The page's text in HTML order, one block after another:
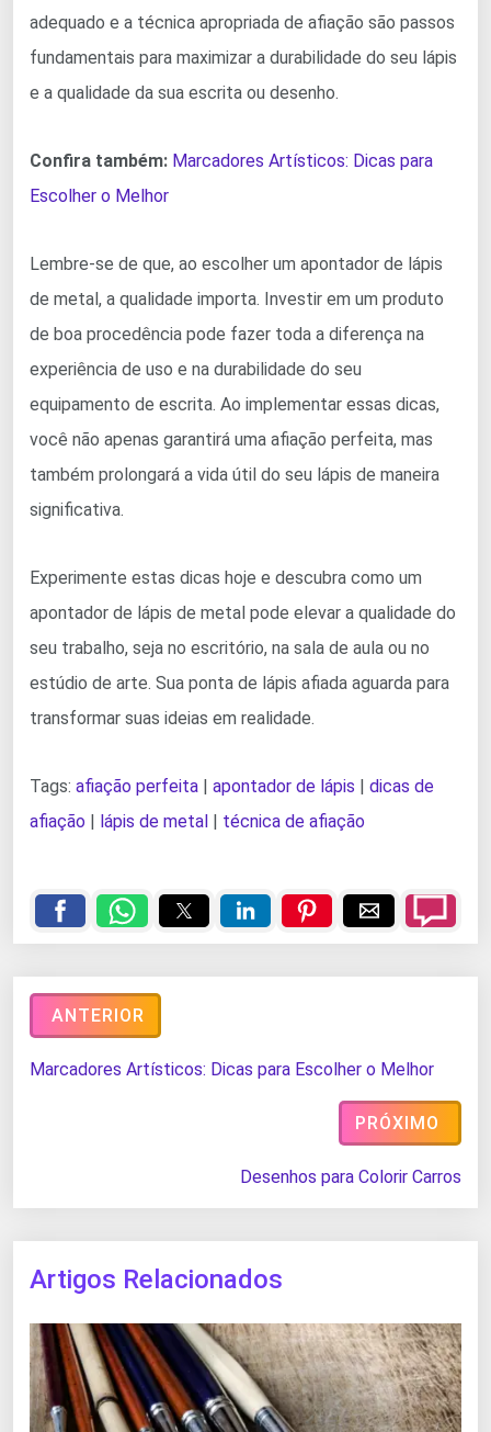
adequado e a técnica apropriada de afiação são passos
fundamentais para maximizar a durabilidade do seu lápis
e a qualidade da sua escrita ou desenho.
Confira também: Marcadores Artísticos: Dicas para
Escolher o Melhor
Lembre-se de que, ao escolher um apontador de lápis
de metal, a qualidade importa. Investir em um produto
de boa procedência pode fazer toda a diferença na
experiência de uso e na durabilidade do seu
equipamento de escrita. Ao implementar essas dicas,
você não apenas garantirá uma afiação perfeita, mas
também prolongará a vida útil do seu lápis de maneira
significativa.
Experimente estas dicas hoje e descubra como um
apontador de lápis de metal pode elevar a qualidade do
seu trabalho, seja no escritório, na sala de aula ou no
estúdio de arte. Sua ponta de lápis afiada aguarda para
transformar suas ideias em realidade.
Tags: afiação perfeita apontador de lápis
dicas de
afiação
lápis de metal técnica de afiação
ANTERIOR
Marcadores Artísticos: Dicas para Escolher o Melhor
PRÓXIMO
Desenhos para Colorir Carros
Artigos Relacionados